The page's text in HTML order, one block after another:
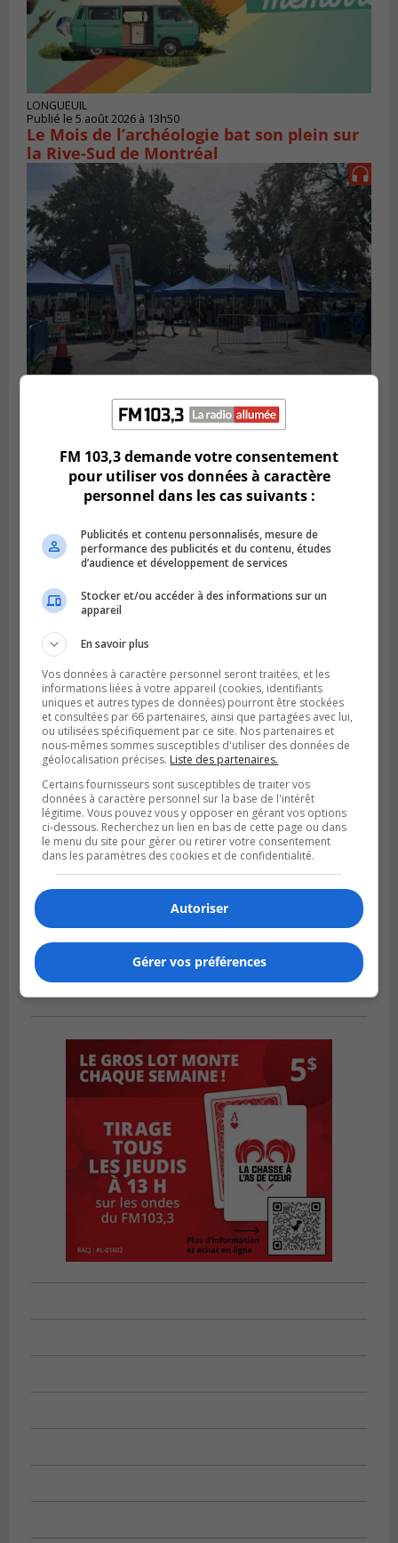
LONGUEUIL
Publié le 5 août 2026 à 13h50
Le Mois de l’archéologie bat son plein sur
la Rive-Sud de Montréal
Publié le 3 août 2026 à 12h00
L’arrivée du marché saisonnier à Saint-
SAINT-BRUNO-DE-MONTARVILLE
Publié le 2 août 2026 à 08h06
La Fête des parcs est de retour à Saint-
Bruno
FM 103,3 demande votre consentement
pour utiliser vos données à caractère
personnel dans les cas suivants :
Publicités et contenu personnalisés, mesure de
performance des publicités et du contenu, études
d’audience et développement de services
Stocker et/ou accéder à des informations sur un
appareil
En savoir plus
Vos données à caractère personnel seront traitées, et les
informations liées à votre appareil (cookies, identifiants
uniques et autres types de données) pourront être stockées
et consultées par 66 partenaires, ainsi que partagées avec lui,
ou utilisées spécifiquement par ce site. Nos partenaires et
nous-mêmes sommes susceptibles d'utiliser des données de
géolocalisation précises. Liste des partenaires.
Certains fournisseurs sont susceptibles de traiter vos
données à caractère personnel sur la base de l'intérêt
légitime. Vous pouvez vous y opposer en gérant vos options
ci-dessous. Recherchez un lien en bas de cette page ou dans
le menu du site pour gérer ou retirer votre consentement
dans les paramètres des cookies et de confidentialité.
Autoriser
Gérer vos préférences